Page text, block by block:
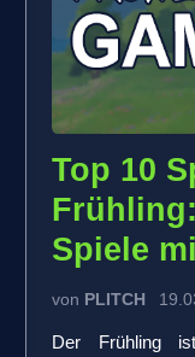
Top 10
Spiele
von PLITCH
Der Frühling